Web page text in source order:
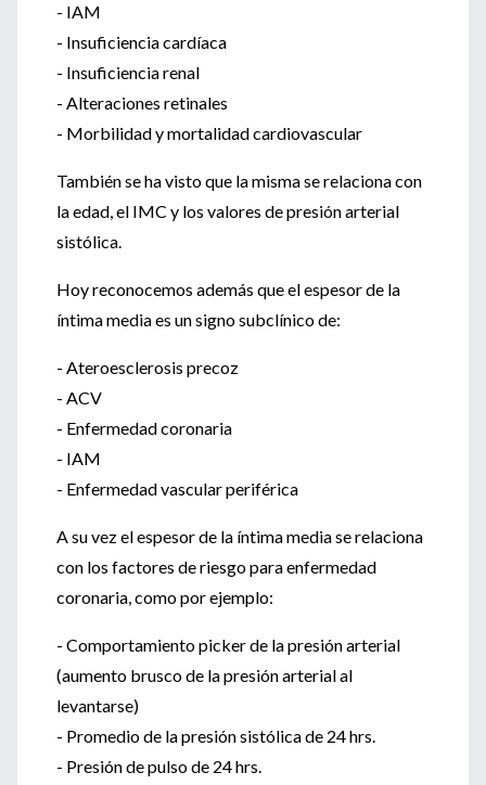
- IAM
- Insuficiencia cardíaca
- Insuficiencia renal
- Alteraciones retinales
- Morbilidad y mortalidad cardiovascular
También se ha visto que la misma se relaciona con
la edad, el IMC y los valores de presión arterial
sistólica.
Hoy reconocemos además que el espesor de la
íntima media es un signo subclínico de:
- Ateroesclerosis precoz
- ACV
- Enfermedad coronaria
- IAM
- Enfermedad vascular periférica
A su vez el espesor de la íntima media se relaciona
con los factores de riesgo para enfermedad
coronaria, como por ejemplo:
- Comportamiento picker de la presión arterial
(aumento brusco de la presión arterial al
levantarse)
- Promedio de la presión sistólica de 24 hrs.
- Presión de pulso de 24 hrs.